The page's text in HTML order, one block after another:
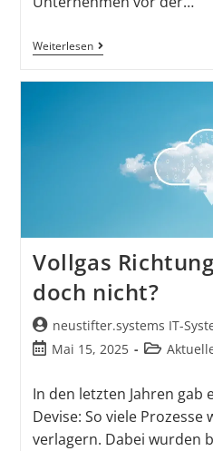
Weiterlesen
Vollgas
doch nicht?
neustifter.systems IT-
Mai 15, 2025
In den letzten Jahren gab
Devise: So viele
verlagern. Dabei wurden